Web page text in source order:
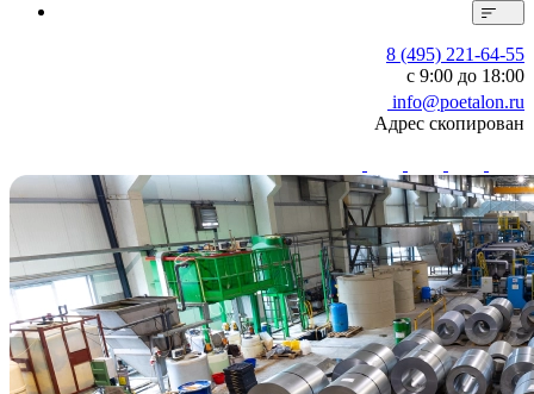
8 (495) 221-64-55
с 9:00 до 18:00
info@poetalon.ru
Адрес скопирован